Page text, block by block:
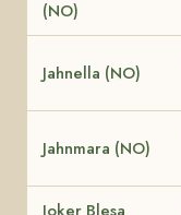
(NO)
Jahnella (NO)
Jahnmara (NO)
Joker Blesa